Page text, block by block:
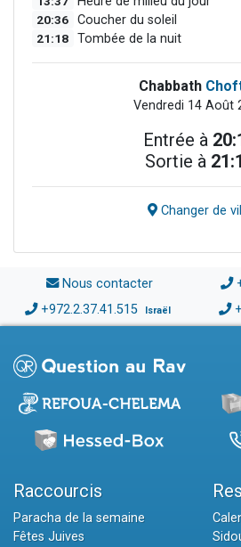
20:36 Coucher du soleil
21:18 Tombée de la nuit
Chabbath
Vendredi 14 Août
Entrée à
Sortie à
Changer de
Nous contacter
+972.2.37.41.515 Israël
Raccourcis
Paracha de la semaine
Fêtes Juives